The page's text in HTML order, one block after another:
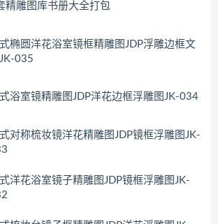
精雕图库书册大全打包
椭圆洋花浴室镜框精雕图JDP浮雕边框文
035
浴室镜精雕图JDP洋花边框浮雕图JK-034
对称梳妆镜洋花精雕图JDP镜框浮雕图JK-
洋花浴室镜子精雕图JDP镜框浮雕图JK-